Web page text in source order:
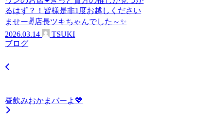
るはず？！皆様是非1度お越しください
ませー✌店長ツキちゃんでした～✨
2026.03.14
TSUKI
ブログ
昼飲みおかまバーよ💖